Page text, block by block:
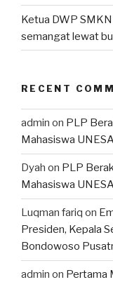
Ketua DWP
semangat lewat
RECENT
admin on PLP
Mahasiswa
Dyah on PLP
Mahasiswa
Luqman fariq on
Presiden, Kepala
Bondowoso
admin on Pertama